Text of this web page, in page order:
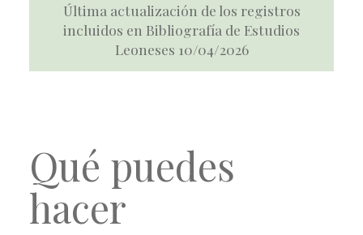
Última actualización de los registros
incluidos en Bibliografía de Estudios
Leoneses 10/04/2026
Qué puedes
hacer